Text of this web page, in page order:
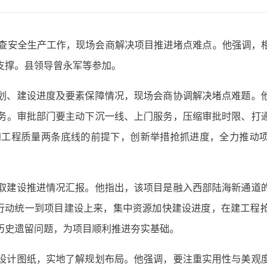
全生产工作，现场会商解决项目推进堵点难点。他强调，
。县领导曾永军等参加。
建设进度及要素保障情况，现场会商协调解决堵点难题。
审批部门要主动下沉一线、上门服务，压缩审批时限、打
程质量两条底线的前提下，创新举措抢抓进度，全力推动
设推进情况汇报。他指出，该项目是融入西部陆海新通道
统一到项目建设上来，集中资源加快建设进度，在建工程
遗留问题，为项目顺利推进夯实基础。
图纸，实地了解规划布局。他强调，要注重实用性与美观